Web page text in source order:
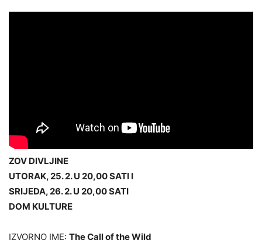
ZOV DIVLJINE
UTORAK, 25. 2. U 20,00 SATI I
SRIJEDA, 26. 2. U 20,00 SATI
DOM KULTURE
IZVORNO IME: The Call of the Wild